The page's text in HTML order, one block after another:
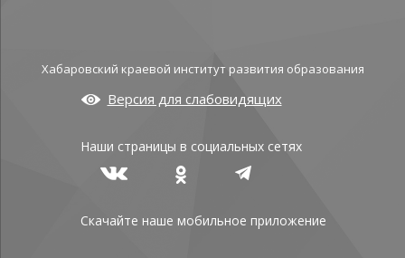
Хабаровский краевой институт развития образования
Версия для слабовидящих
Наши страницы в социальных сетях
Скачайте наше мобильное приложение